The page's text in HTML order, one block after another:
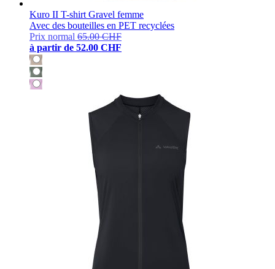
Kuro II T-shirt Gravel femme
Avec des bouteilles en PET recyclées
Prix normal 65.00 CHF
à partir de 52.00 CHF